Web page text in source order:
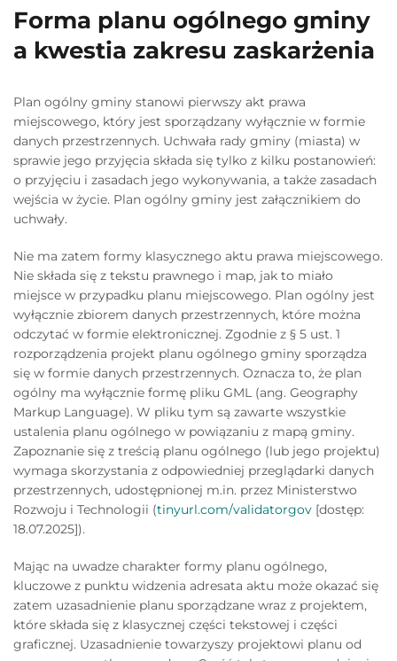
Forma planu ogólnego gminy
a kwestia zakresu zaskarżenia
Plan ogólny gminy stanowi pierwszy akt prawa
miejscowego, który jest sporządzany wyłącznie w formie
danych przestrzennych. Uchwała rady gminy (miasta) w
sprawie jego przyjęcia składa się tylko z kilku postanowień:
o przyjęciu i zasadach jego wykonywania, a także zasadach
wejścia w życie. Plan ogólny gminy jest załącznikiem do
uchwały.
Nie ma zatem formy klasycznego aktu prawa miejscowego.
Nie składa się z tekstu prawnego i map, jak to miało
miejsce w przypadku planu miejscowego. Plan ogólny jest
wyłącznie zbiorem danych przestrzennych, które można
odczytać w formie elektronicznej. Zgodnie z § 5 ust. 1
rozporządzenia projekt planu ogólnego gminy sporządza
się w formie danych przestrzennych. Oznacza to, że plan
ogólny ma wyłącznie formę pliku GML (ang. Geography
Markup Language). W pliku tym są zawarte wszystkie
ustalenia planu ogólnego w powiązaniu z mapą gminy.
Zapoznanie się z treścią planu ogólnego (lub jego projektu)
wymaga skorzystania z odpowiedniej przeglądarki danych
przestrzennych, udostępnionej m.in. przez Ministerstwo
Rozwoju i Technologii (tinyurl.com/validatorgov [dostęp:
18.07.2025]).
Mając na uwadze charakter formy planu ogólnego,
kluczowe z punktu widzenia adresata aktu może okazać się
zatem uzasadnienie planu sporządzane wraz z projektem,
które składa się z klasycznej części tekstowej i części
graficznej. Uzasadnienie towarzyszy projektowi planu od